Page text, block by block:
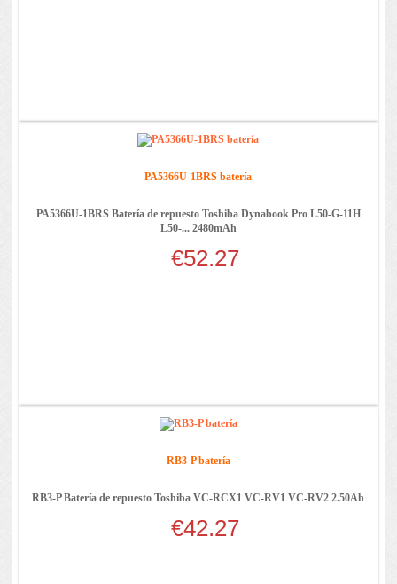
PA5366U-1BRS batería
PA5366U-1BRS Batería de repuesto Toshiba Dynabook Pro L50-G-11H
L50-... 2480mAh
€52.27
RB3-P batería
RB3-P Batería de repuesto Toshiba VC-RCX1 VC-RV1 VC-RV2 2.50Ah
€42.27